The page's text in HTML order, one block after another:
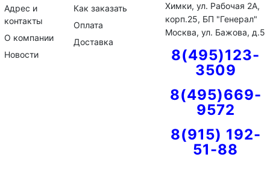
Адрес и
контакты
О компании
Новости
Как заказать
Оплата
Доставка
Химки, ул. Рабочая 2А,
корп.25, БП "Генерал"
Москва, ул. Бажова, д.5
8(495)123-
3509
8(495)669-
9572
8(915) 192-
51-88